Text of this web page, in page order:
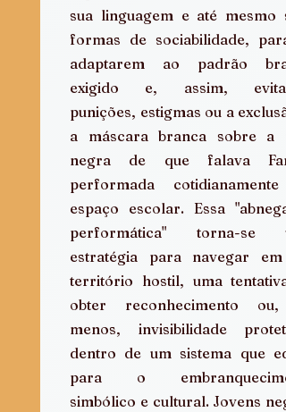
sua linguagem e até mesmo
formas de sociabilidade,
adaptarem ao padrão
exigido e, assim,
punições, estigmas ou a
a máscara branca sobre a
negra de que falava
performada cotidianamente
espaço escolar. Essa
performática" torna-se
estratégia para navegar em
território hostil, uma tentativa
obter reconhecimento ou,
menos, invisibilidade
dentro de um sistema que
para o
simbólico e cultural. Jovens